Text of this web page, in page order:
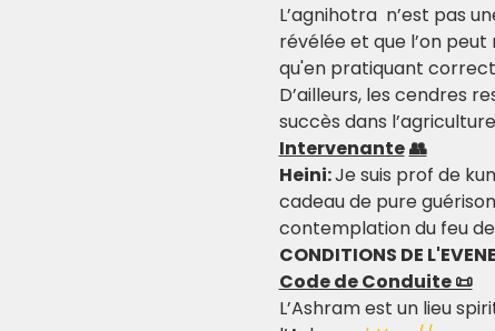
L’agnihotra  n’est pas
révélée et que l’on
qu'en pratiquant
D’ailleurs, les cendres
succès dans
Intervenante👥
Heini: Je suis prof de
cadeau de pure
contemplation du feu
CONDITIONS DE
Code de Conduite 📜
L’Ashram est un lieu